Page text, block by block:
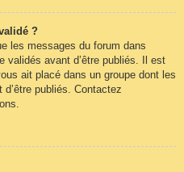
?
les messages du forum dans
validés avant d’être publiés. Il est
ait placé dans un groupe dont les
publiés. Contactez